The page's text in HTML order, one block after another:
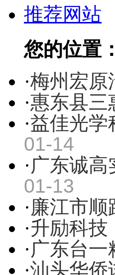
推荐网站
您的位置：
·梅州宏原
·惠东县三
·益佳光学
01-14
·广东诚
01-13
·廉江市
·升励科技
·广东台
·汕头华侨